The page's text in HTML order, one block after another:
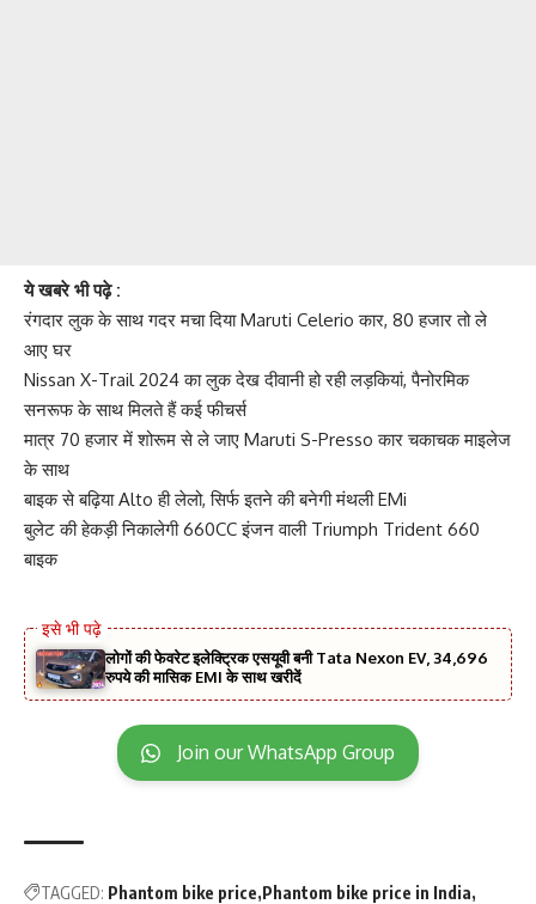
ये खबरे भी पढ़े :
रंगदार लुक के साथ गदर मचा दिया Maruti Celerio कार, 80 हजार तो ले
आए घर
Nissan X-Trail 2024 का लुक देख दीवानी हो रही लड़कियां, पैनोरमिक
सनरूफ के साथ मिलते हैं कई फीचर्स
मात्र 70 हजार में शोरूम से ले जाए Maruti S-Presso कार चकाचक माइलेज
के साथ
बाइक से बढ़िया Alto ही लेलो, सिर्फ इतने की बनेगी मंथली EMi
बुलेट की हेकड़ी निकालेगी 660CC इंजन वाली Triumph Trident 660
बाइक
लोगों की फेवरेट इलेक्ट्रिक एसयूवी बनी Tata Nexon EV, 34,696
रुपये की मासिक EMI के साथ खरीदें
Join our WhatsApp Group
TAGGED: Phantom bike price Phantom bike price in India